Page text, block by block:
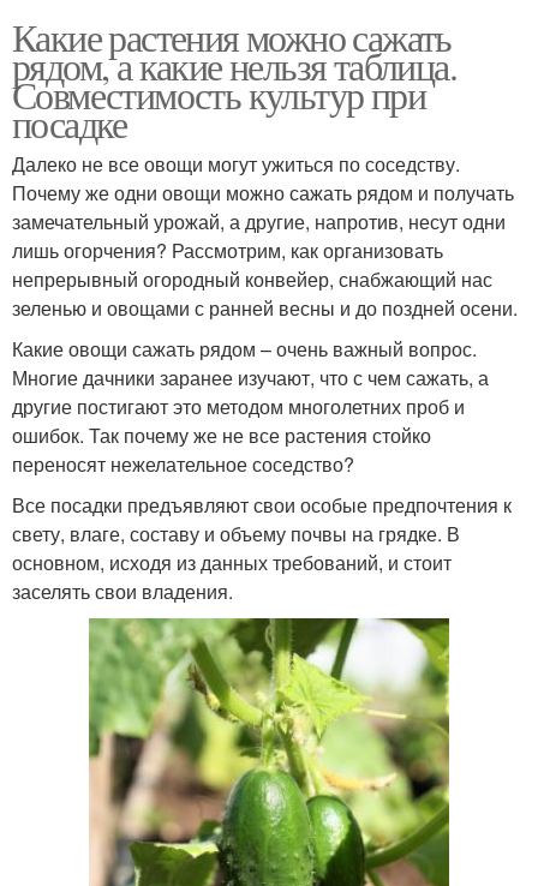
Какие растения можно сажать
рядом, а какие нельзя таблица.
Совместимость культур при
посадке
Далеко не все овощи могут ужиться по соседству.
Почему же одни овощи можно сажать рядом и получать
замечательный урожай, а другие, напротив, несут одни
лишь огорчения? Рассмотрим, как организовать
непрерывный огородный конвейер, снабжающий нас
зеленью и овощами с ранней весны и до поздней осени.
Какие овощи сажать рядом – очень важный вопрос.
Многие дачники заранее изучают, что с чем сажать, а
другие постигают это методом многолетних проб и
ошибок. Так почему же не все растения стойко
переносят нежелательное соседство?
Все посадки предъявляют свои особые предпочтения к
свету, влаге, составу и объему почвы на грядке. В
основном, исходя из данных требований, и стоит
заселять свои владения.